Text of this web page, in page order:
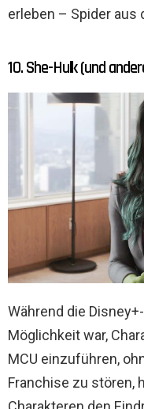
erleben – Spider aus
10. She-Hulk (und
Während die
Möglichkeit war,
MCU einzuführen,
Franchise zu stören,